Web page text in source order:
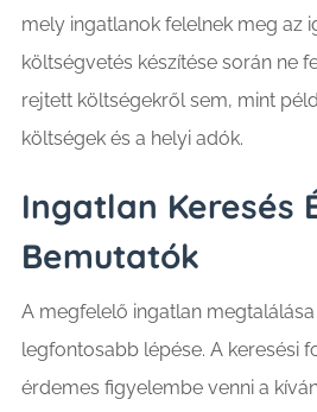
mely ingatlanok felelnek meg az
költségvetés készítése során ne
rejtett költségekről sem, mint
költségek és a helyi adók.
Ingatlan Keresés
Bemutatók
A megfelelő ingatlan
legfontosabb lépése. A keresési
érdemes figyelembe venni a